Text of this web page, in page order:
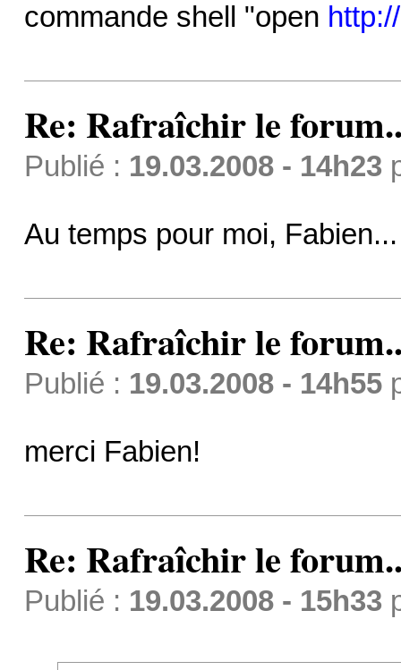
commande shell "open
Re: Rafraîchir le
Publié : 19.03.2008 - 14h23
Au temps pour moi,
Re: Rafraîchir le
Publié : 19.03.2008 - 14h55
merci Fabien!
Re: Rafraîchir le
Publié : 19.03.2008 - 15h33